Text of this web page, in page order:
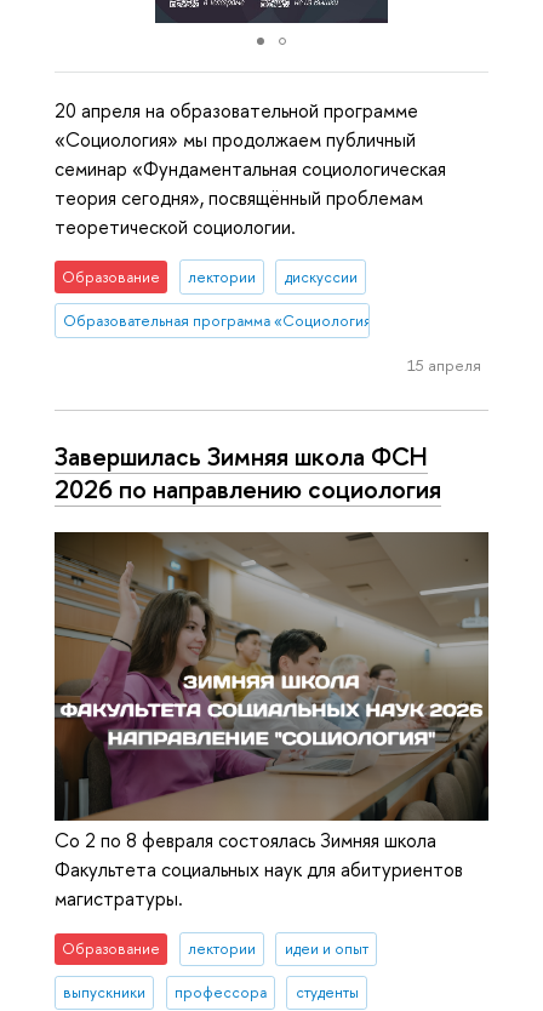
20 апреля на образовательной программе
«Социология» мы продолжаем публичный
семинар «Фундаментальная социологическая
теория сегодня», посвящённый проблемам
теоретической социологии.
Образование лектории дискуссии
Образовательная программа «Социология»
15 апреля
Завершилась Зимняя школа ФСН
2026 по направлению социология
Со 2 по 8 февраля состоялась Зимняя школа
Факультета социальных наук для абитуриентов
магистратуры.
Образование лектории идеи и опыт
выпускники профессора студенты